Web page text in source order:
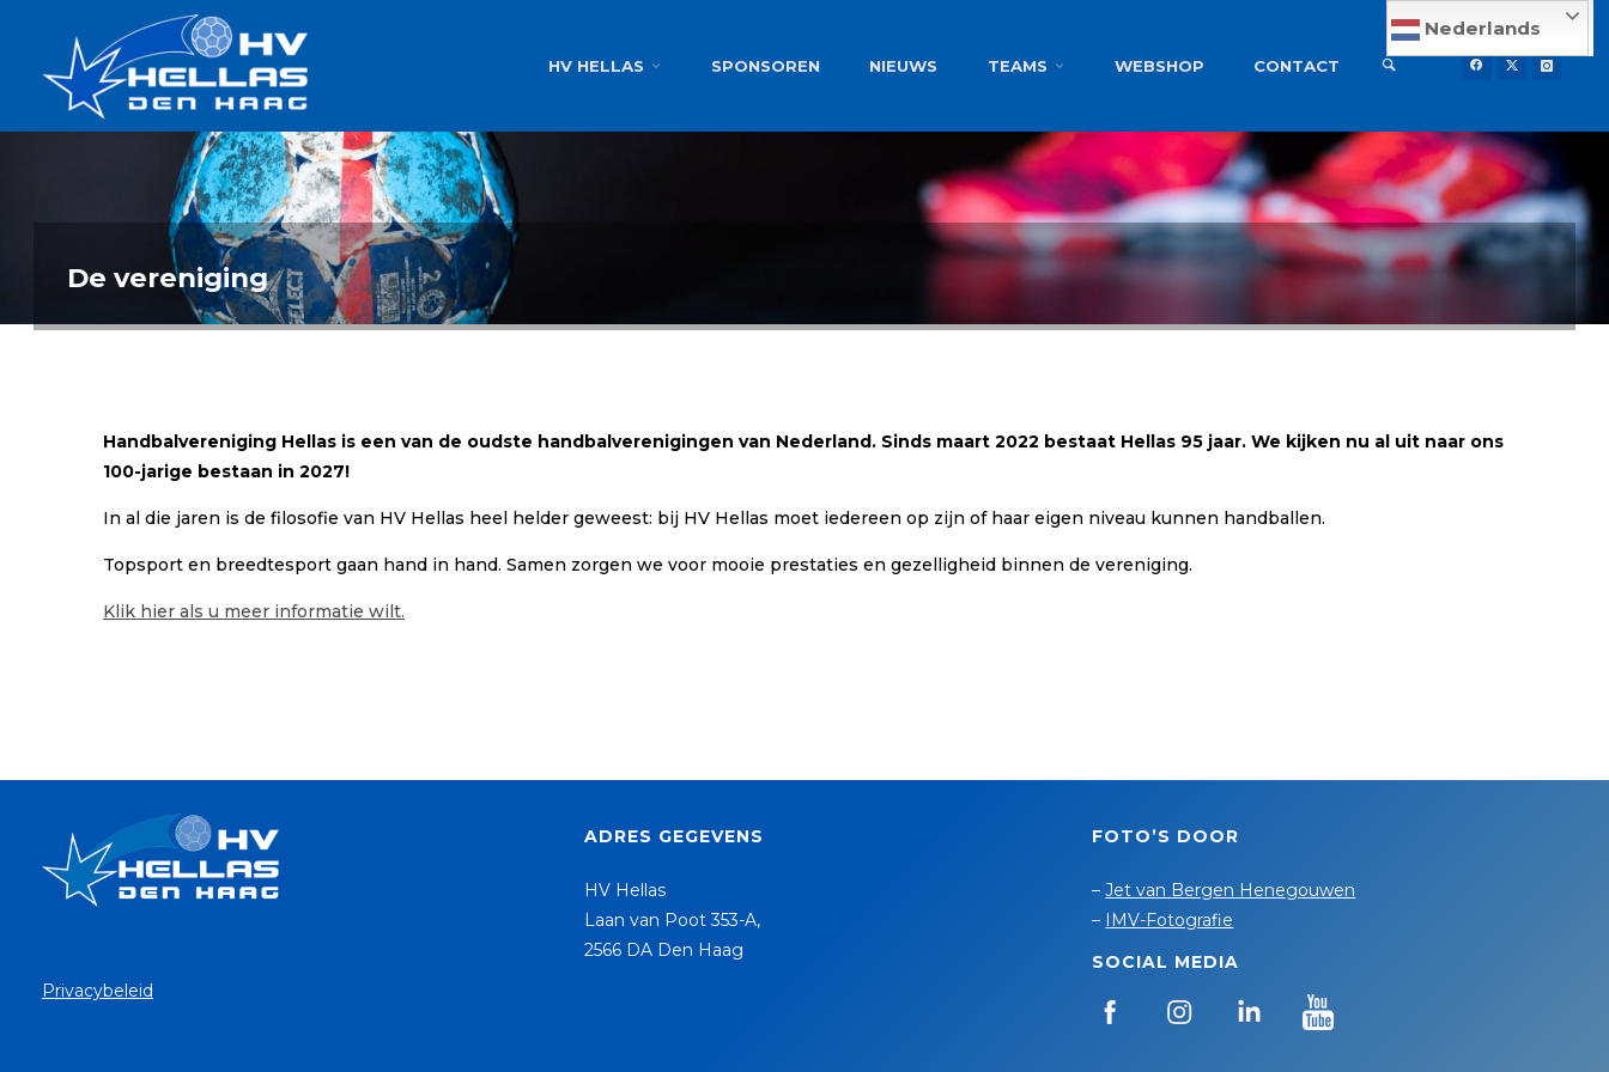
AMBITIE
HV HELLAS SPONSOREN NIEUWS TEAMS WEBSHOP CONTACT
Nederlands
De vereniging
Handbalvereniging Hellas is een van de oudste handbalverenigingen van Nederland. Sinds maart 2022 bestaat Hellas 95 jaar. We kijken nu al uit naar ons
100-jarige bestaan in 2027!
In al die jaren is de filosofie van HV Hellas heel helder geweest: bij HV Hellas moet iedereen op zijn of haar eigen niveau kunnen handballen.
Topsport en breedtesport gaan hand in hand. Samen zorgen we voor mooie prestaties en gezelligheid binnen de vereniging.
Klik hier als u meer informatie wilt.
Privacybeleid
ADRES GEGEVENS
HV Hellas
Laan van Poot 353-A,
2566 DA Den Haag
FOTO’S DOOR
–Jet van Bergen Henegouwen
– IMV-Fotografie
SOCIAL MEDIA